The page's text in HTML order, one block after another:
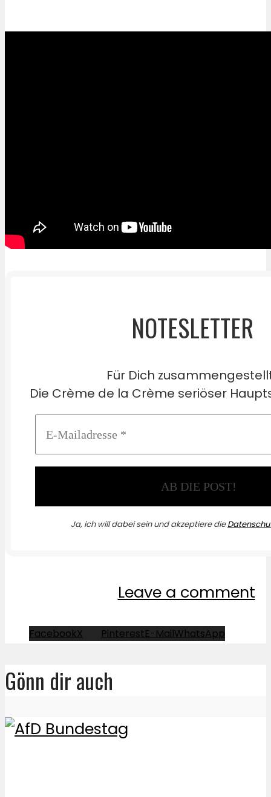
NOTESLETTER
Für Dich
Die Crème de la Crème seriöser
Ja, ich will dabei sein und akzeptiere die
Leave a comment
FacebookX PinterestE-MailWhatsApp
Gönn dir auch